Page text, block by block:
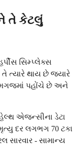
તે કેટલું
સિમ્પ્લેક્સ
ત્યારે થાય છે જ્યારે
મગજમાં પહોંચે છે અને
એજન્સીના ડેટા
દર લગભગ 70 ટકા
સારવાર - સામાન્ય